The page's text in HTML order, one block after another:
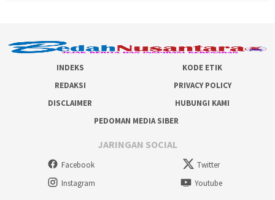
INDEKS
KODE ETIK
REDAKSI
PRIVACY POLICY
DISCLAIMER
HUBUNGI KAMI
PEDOMAN MEDIA SIBER
JARINGAN SOCIAL
Facebook
Twitter
Instagram
Youtube